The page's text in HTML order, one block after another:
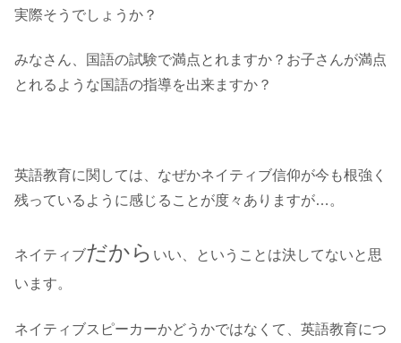
実際そうでしょうか？
みなさん、国語の試験で満点とれますか？お子さんが満点
とれるような国語の指導を出来ますか？
英語教育に関しては、なぜかネイティブ信仰が今も根強く
残っているように感じることが度々ありますが…。
ネイティブだから いい、ということは決してないと思
います。
ネイティブスピーカーかどうかではなくて、英語教育につ